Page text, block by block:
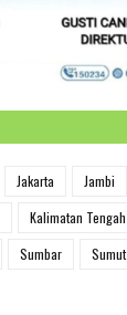
Jakarta Jambi
Kalimatan Tengah
Sumbar Sumut